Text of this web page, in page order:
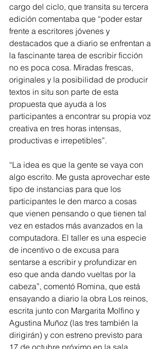
cargo del ciclo, que transita su tercera
edición comentaba que “poder estar
frente a escritores jóvenes y
destacados que a diario se enfrentan a
la fascinante tarea de escribir ficción
no es poca cosa. Miradas frescas,
originales y la posibilidad de producir
textos in situ son parte de esta
propuesta que ayuda a los
participantes a encontrar su propia voz
creativa en tres horas intensas,
productivas e irrepetibles”.
“La idea es que la gente se vaya con
algo escrito. Me gusta aprovechar este
tipo de instancias para que los
participantes le den marco a cosas
que vienen pensando o que tienen tal
vez en estados más avanzados en la
computadora. El taller es una especie
de incentivo o de excusa para
sentarse a escribir y profundizar en
eso que anda dando vueltas por la
cabeza”, comentó Romina, que está
ensayando a diario la obra Los reinos,
escrita junto con Margarita Molfino y
Agustina Muñoz (las tres también la
dirigirán) y con estreno previsto para
17 de octubre próximo en la sala